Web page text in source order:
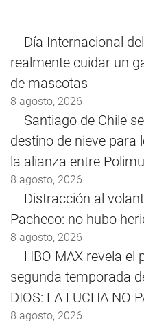
Día Internacional
realmente cuidar un
de mascotas
8 agosto, 2026
Santiago de Chile
destino de nieve para
la alianza entre
8 agosto, 2026
Distracción al
Pacheco: no hubo
8 agosto, 2026
HBO MAX revela el
segunda temporada
DIOS: LA LUCHA NO
8 agosto, 2026